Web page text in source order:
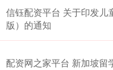
信钰配资平台 关于印发儿
版）的通知
配资网之家平台 新加坡留